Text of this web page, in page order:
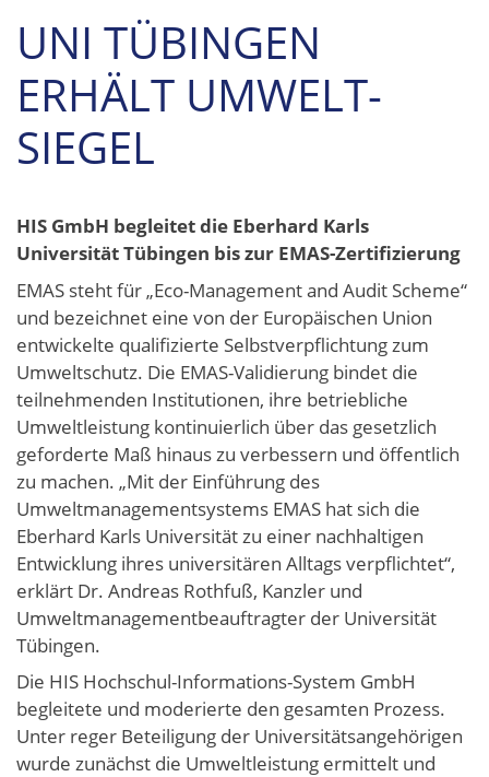
UNI TÜBINGEN
ERHÄLT UMWELT-
SIEGEL
HIS GmbH begleitet die Eberhard Karls
Universität Tübingen bis zur EMAS-Zertifizierung
EMAS steht für „Eco-Management and Audit Scheme“
und bezeichnet eine von der Europäischen Union
entwickelte qualifizierte Selbstverpflichtung zum
Umweltschutz. Die EMAS-Validierung bindet die
teilnehmenden Institutionen, ihre betriebliche
Umweltleistung kontinuierlich über das gesetzlich
geforderte Maß hinaus zu verbessern und öffentlich
zu machen. „Mit der Einführung des
Umweltmanagementsystems EMAS hat sich die
Eberhard Karls Universität zu einer nachhaltigen
Entwicklung ihres universitären Alltags verpflichtet“,
erklärt Dr. Andreas Rothfuß, Kanzler und
Umweltmanagementbeauftragter der Universität
Tübingen.
Die HIS Hochschul-Informations-System GmbH
begleitete und moderierte den gesamten Prozess.
Unter reger Beteiligung der Universitätsangehörigen
wurde zunächst die Umweltleistung ermittelt und